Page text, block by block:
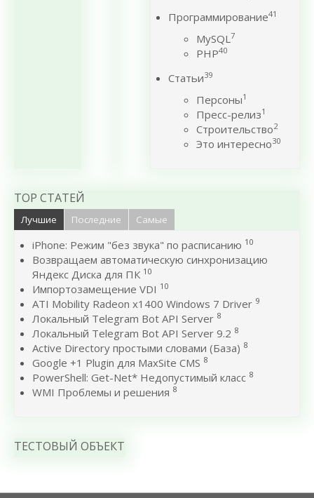
Программирование41
MySQL7
PHP40
Статьи39
Персоны1
Пресс-релиз1
Строительство2
Это интересно30
TOP СТАТЕЙ
Лучшие Последние Самые
iPhone: Режим "без звука" по расписанию 10
Возвращаем автоматическую синхронизацию
Яндекс Диска для ПК 10
Импортозамещение VDI 10
ATI Mobility Radeon x1400 Windows 7 Driver 9
Локальный Telegram Bot API Server 8
Локальный Telegram Bot API Server 9.2 8
Active Directory простыми словами (База) 8
Google +1 Plugin для MaxSite CMS 8
PowerShell: Get-Net* Недопустимый класс 8
WMI Проблемы и решения 8
ТЕСТОВЫЙ ОБЪЕКТ